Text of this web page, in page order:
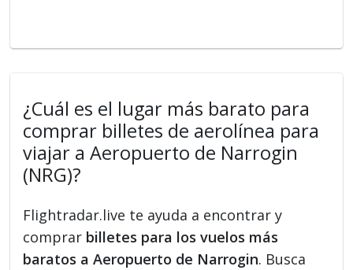
¿Cuál es el lugar más barato para
comprar billetes de aerolínea para
viajar a Aeropuerto de Narrogin
(NRG)?
Flightradar.live te ayuda a encontrar y
comprar billetes para los vuelos más
baratos a Aeropuerto de Narrogin. Busca